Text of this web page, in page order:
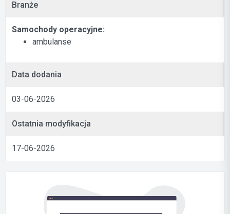
Branże
Samochody operacyjne:
ambulanse
Data dodania
03-06-2026
Ostatnia modyfikacja
17-06-2026